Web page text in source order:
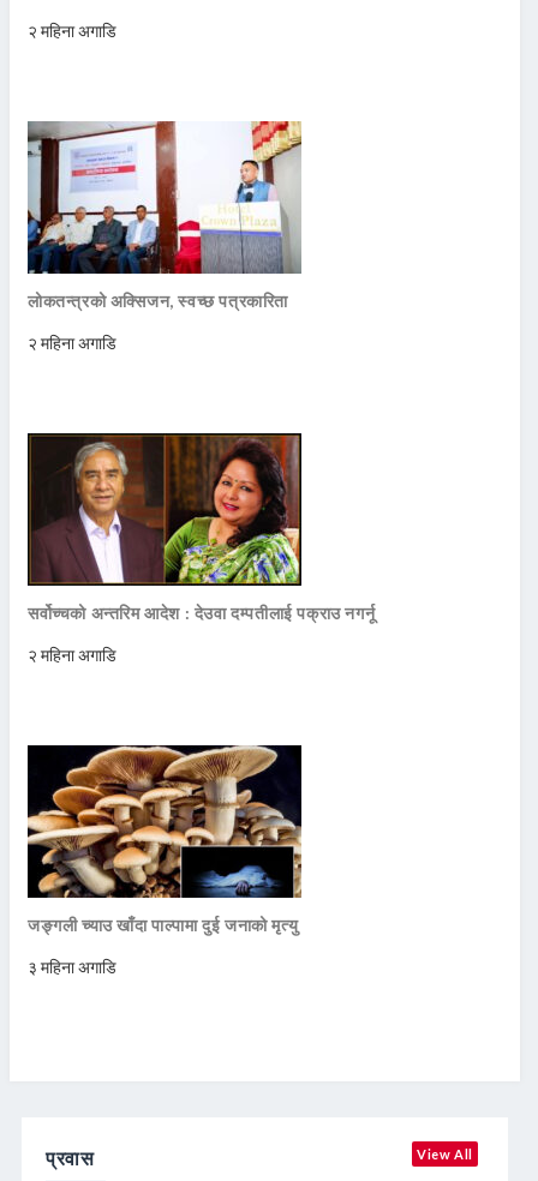
२ महिना अगाडि
लोकतन्त्रको अक्सिजन, स्वच्छ पत्रकारिता
२ महिना अगाडि
सर्वोच्चको अन्तरिम आदेश : देउवा दम्पतीलाई पक्राउ नगर्नू
२ महिना अगाडि
जङ्गली च्याउ खाँदा पाल्पामा दुई जनाको मृत्यु
३ महिना अगाडि
प्रवास View All